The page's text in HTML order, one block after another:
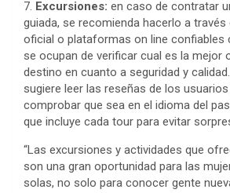
7. Excursiones: en caso de contratar
guiada, se recomienda hacerlo a través
oficial o plataformas on line confiables
se ocupan de verificar cual es la mejor
destino en cuanto a seguridad y
sugiere leer las reseñas de los
comprobar que sea en el idioma del
que incluye cada tour para evitar
“Las excursiones y actividades que
son una gran oportunidad para las
solas, no solo para conocer gente